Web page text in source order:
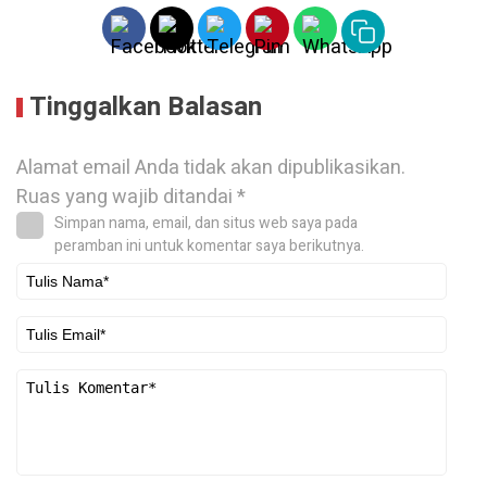
Tinggalkan Balasan
Alamat email Anda tidak akan dipublikasikan.
Ruas yang wajib ditandai*
Simpan nama, email, dan situs web saya pada
peramban ini untuk komentar saya berikutnya.